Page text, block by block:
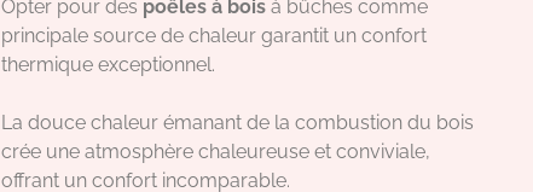
Opter pour des poêles à bois à bûches comme
principale source de chaleur garantit un confort
thermique exceptionnel.
La douce chaleur émanant de la combustion du bois
crée une atmosphère chaleureuse et conviviale,
offrant un confort incomparable.